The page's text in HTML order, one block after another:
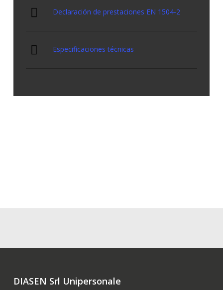
Declaración de prestaciones EN 1504-2
Especificaciones técnicas
DIASEN Srl Unipersonale